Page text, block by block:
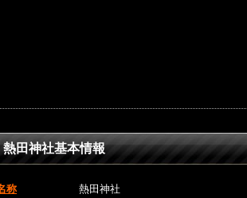
熱田神社基本情報
称 熱田神社